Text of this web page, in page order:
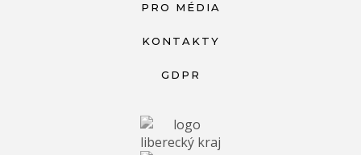
PRO MÉDIA
KONTAKTY
GDPR